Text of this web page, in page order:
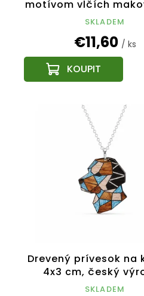
motívom vlčích
český výrobok
SKLADEM
€11,60 / ks
Drevený prívesok na
4x3 cm, český
SKLADEM